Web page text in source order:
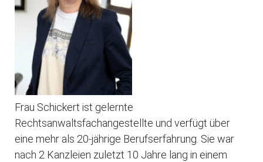
Frau Schickert ist gelernte
Rechtsanwaltsfachangestellte und verfügt über
eine mehr als 20-jährige Berufserfahrung. Sie war
nach 2 Kanzleien zuletzt 10 Jahre lang in einem